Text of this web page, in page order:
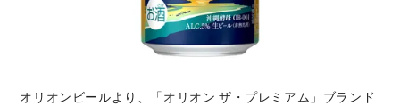
オリオンビールより、「オリオン ザ・プレミアム」ブランド